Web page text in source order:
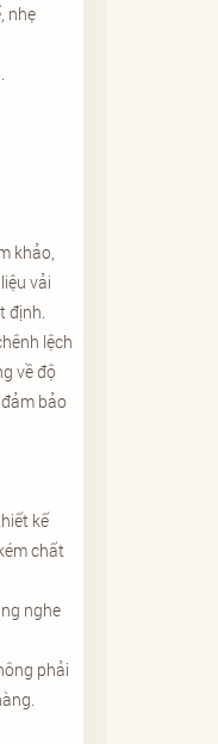
nhẹ
khảo,
vải
định.
lệch
về độ
bảo
kế
chất
nghe
phải